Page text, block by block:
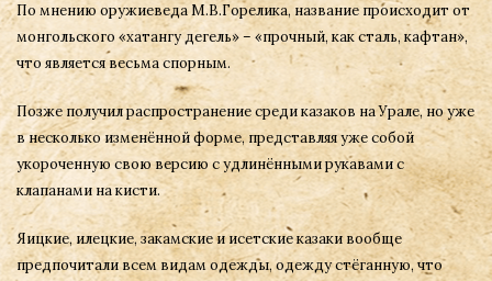
По мнению оружиеведа М.В.Горелика, название происходит от
монгольского «хатангу дегель» – «прочный, как сталь, кафтан»,
что является весьма спорным.
Позже получил распространение среди казаков на Урале, но уже
в несколько изменённой форме, представляя уже собой
укороченную свою версию с удлинёнными рукавами с
клапанами на кисти.
Яицкие, илецкие, закамские и исетские казаки вообще
предпочитали всем видам одежды, одежду стёганную, что